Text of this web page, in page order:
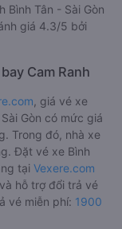
Bình Tân - Sài Gòn
giá 4.3/5 bởi
Cam Ranh
, giá vé xe
Gòn có mức giá
Trong đó, nhà xe
Đặt vé xe Bình
tại Vexere.com
hỗ trợ đổi trả vé
vé miễn phí: 1900